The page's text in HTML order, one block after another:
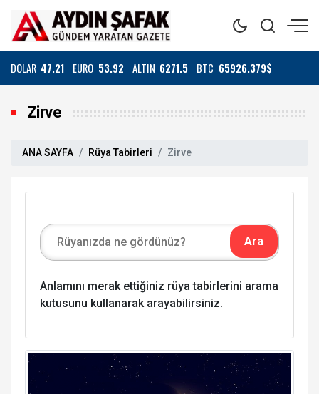
DOLAR 47.21 EURO 53.92 ALTIN 6271.5 BTC 65926.379$
Zirve
ANA SAYFA Rüya Tabirleri Zirve
Anlamını merak ettiğiniz rüya tabirlerini arama
kutusunu kullanarak arayabilirsiniz.